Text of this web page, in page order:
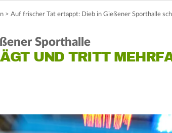
> Auf frischer Tat ertappt: Dieb in Gießener Sporthalle
Sporthalle
UND TRITT